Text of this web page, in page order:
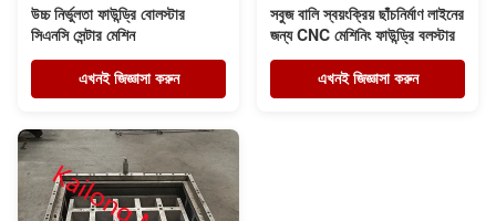
উচ্চ নির্ভুলতা ফাউন্ড্রি বোলস্টার
সিএনসি সেন্টার মেশিন
এখনই জিজ্ঞাসা করুন
সবুজ বালি স্বয়ংক্রিয় ছাঁচনির্মাণ লাইনের
জন্য CNC মেশিনিং ফাউন্ড্রি বলস্টার
এখনই জিজ্ঞাসা করুন